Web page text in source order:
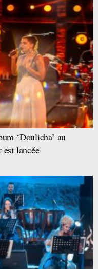
‘Doulicha’ au
lancée